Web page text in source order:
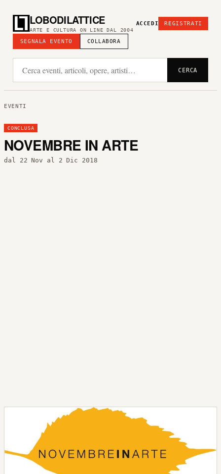
LOBODILATTICE
ARTE E CULTURA ON LINE DAL 2004
SEGNALA EVENTO COLLABORA
ACCEDI REGISTRATI
CERCA
EVENTI
CONCLUSA
NOVEMBRE IN ARTE
dal 22 Nov al 2 Dic 2018